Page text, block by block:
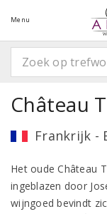
Menu
Château
Frankrijk -
Het oude Château
ingeblazen door
wijngoed bevindt